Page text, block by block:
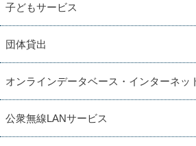
子どもサービス
団体貸出
オンラインデータベース・インターネッ
公衆無線LANサービス